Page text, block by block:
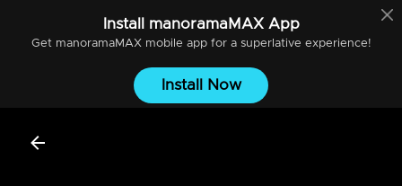
Install manoramaMAXApp
Get manoramaMAXmobile app for a superlative experience!
Install Now